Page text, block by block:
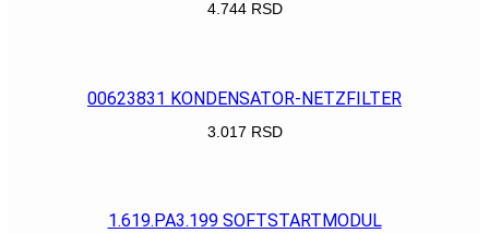
4.744 RSD
00623831 KONDENSATOR-NETZFILTER
3.017 RSD
1.619.PA3.199 SOFTSTARTMODUL